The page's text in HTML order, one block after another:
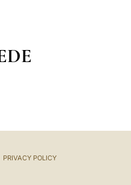
PRIVACY POLICY